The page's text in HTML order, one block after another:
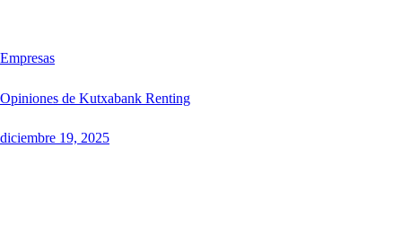
Empresas
Opiniones de Kutxabank Renting
diciembre 19, 2025